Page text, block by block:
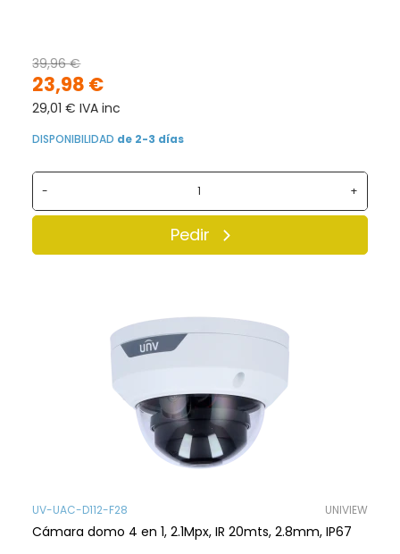
23,98 €
39,96 €
29,01 € IVA inc
DISPONIBILIDAD de 2-3 días
- +
Pedir
UV-UAC-D112-F28 UNIVIEW
Cámara domo 4 en 1, 2.1Mpx, IR 20mts, 2.8mm, IP67